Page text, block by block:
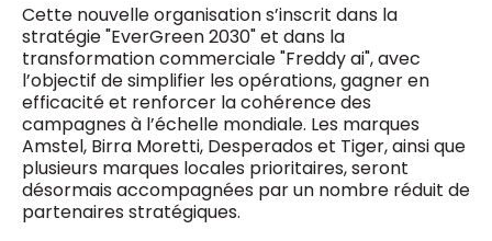
Cette nouvelle organisation s’inscrit dans la
stratégie "EverGreen 2030" et dans la
transformation commerciale "Freddy ai", avec
l’objectif de simplifier les opérations, gagner en
efficacité et renforcer la cohérence des
campagnes à l’échelle mondiale. Les marques
Amstel, Birra Moretti, Desperados et Tiger, ainsi que
plusieurs marques locales prioritaires, seront
désormais accompagnées par un nombre réduit de
partenaires stratégiques.
Des questions ?